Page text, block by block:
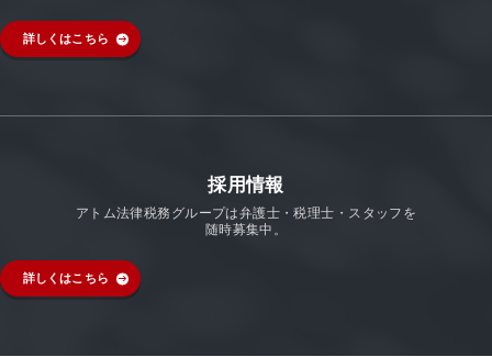
詳しくはこちら
採用情報
アトム法律税務グループは弁護士・税理士・スタッフを
随時募集中。
詳しくはこちら